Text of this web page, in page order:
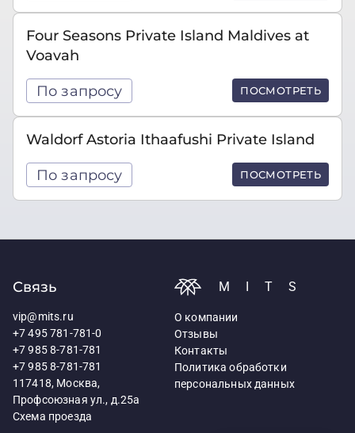
Four Seasons Private Island Maldives at
Voavah
По запросу ПОСМОТРЕТЬ
Waldorf Astoria Ithaafushi Private Island
По запросу ПОСМОТРЕТЬ
Связь
vip@mits.ru
+7 495 781-781-0
+7 985 8-781-781
+7 985 8-781-781
117418, Москва,
Профсоюзная ул., д.25а
Схема проезда
MITS
О компании
Отзывы
Контакты
Политика обработки
персональных данных